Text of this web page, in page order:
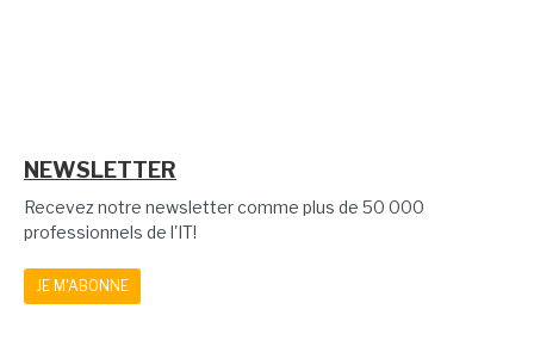
NEWSLETTER
Recevez notre newsletter comme plus de 50 000
professionnels de l'IT!
JE M'ABONNE